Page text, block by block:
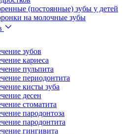
(постоянные) зубы у детей
на молочные зубы
зyбов
кариеса
пульпита
периодонтита
кисты зуба
десен
стоматита
пародонтоза
пародонтита
гингивита